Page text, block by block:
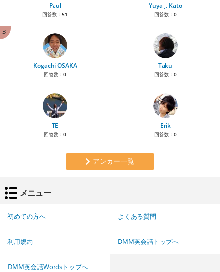
Paul
回答数： 51
Yuya J. Kato
回答数： 0
3
Kogachi OSAKA
回答数： 0
Taku
回答数： 0
TE
回答数： 0
Erik
回答数： 0
アンカー一覧
メニュー
初めての方へ よくある質問
利用規約 DMM英会話トップへ
DMM英会話Wordsトップへ